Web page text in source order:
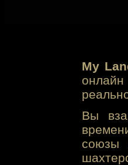
My
Вы
союзы